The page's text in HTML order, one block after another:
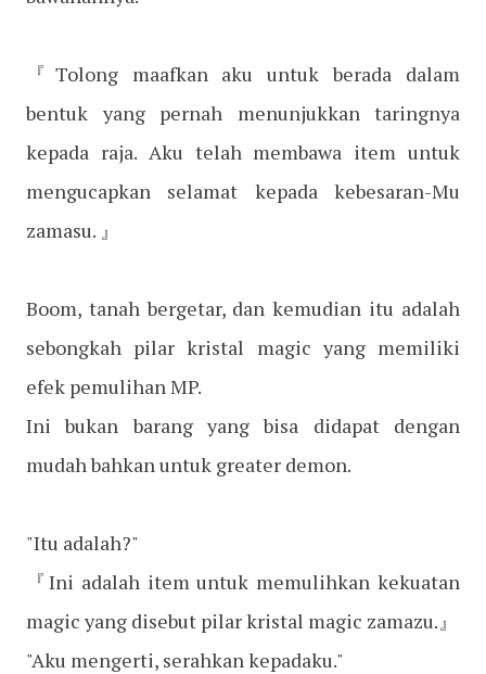
『Tolong maafkan aku untuk berada dalam
bentuk yang pernah menunjukkan taringnya
kepada raja. Aku telah membawa item untuk
mengucapkan selamat kepada kebesaran-Mu
zamasu. 』
Boom, tanah bergetar, dan kemudian itu adalah
sebongkah pilar kristal magic yang memiliki
efek pemulihan MP.
Ini bukan barang yang bisa didapat dengan
mudah bahkan untuk greater demon.
"Itu adalah?"
『Ini adalah item untuk memulihkan kekuatan
magic yang disebut pilar kristal magic zamazu.』
"Aku mengerti, serahkan kepadaku."